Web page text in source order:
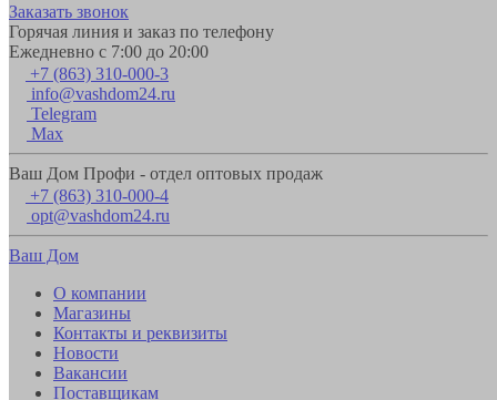
Заказать звонок
Горячая линия и заказ по телефону
Ежедневно с 7:00 до 20:00
+7 (863) 310-000-3
info@vashdom24.ru
Telegram
Max
Ваш Дом Профи - отдел оптовых продаж
+7 (863) 310-000-4
opt@vashdom24.ru
Ваш Дом
О компании
Магазины
Контакты и реквизиты
Новости
Вакансии
Поставщикам